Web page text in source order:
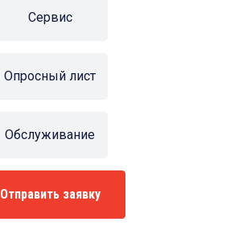
Сервис
Опросный лист
Обслуживание
Отправить заявку